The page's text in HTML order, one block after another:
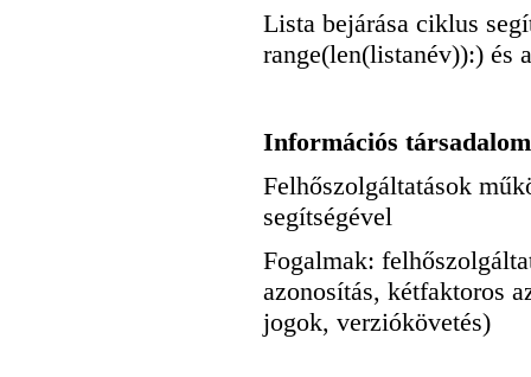
Lista bejárása ciklus
range(len(listanév)):) és
Információs
Felhőszolgáltatások
segítségével
Fogalmak:
azonosítás, kétfaktoros
jogok, verziókövetés)